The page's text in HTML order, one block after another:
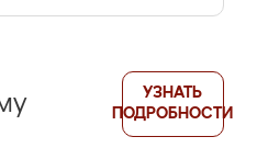
УЗНАТЬ
ПОДРОБНОСТИ